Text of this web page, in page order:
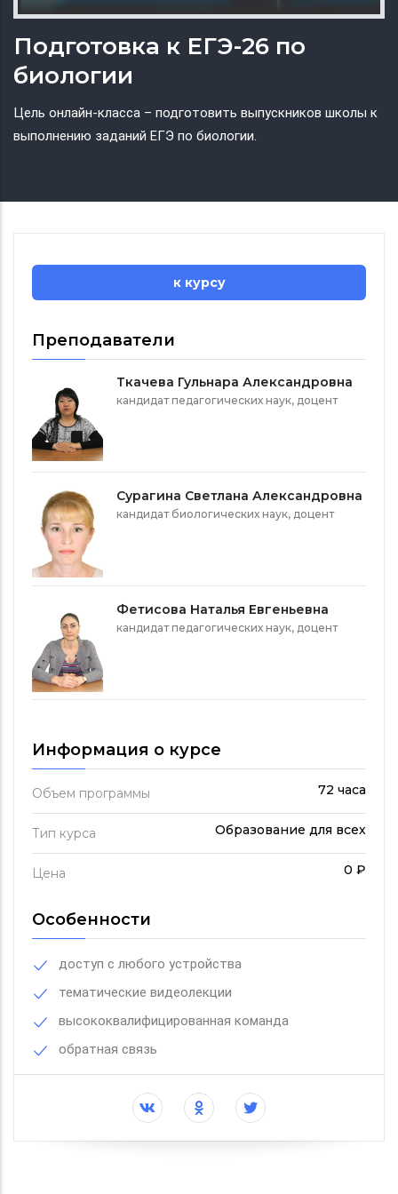
Подготовка к ЕГЭ-26 по
биологии
Цель онлайн-класса – подготовить выпускников школы к
выполнению заданий ЕГЭ по биологии.
к курсу
Преподаватели
Ткачева Гульнара Александровна
кандидат педагогических наук, доцент
Сурагина Светлана Александровна
кандидат биологических наук, доцент
Фетисова Наталья Евгеньевна
кандидат педагогических наук, доцент
Информация о курсе
Объем программы 72 часа
Тип курса Образование для всех
Цена 0 ₽
Особенности
доступ с любого устройства
тематические видеолекции
высококвалифицированная команда
обратная связь